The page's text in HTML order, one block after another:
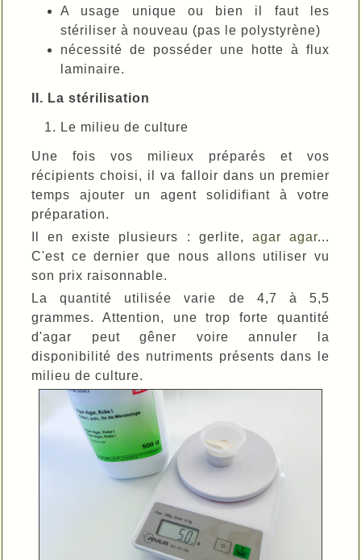
A usage unique ou bien il faut les
stériliser à nouveau (pas le polystyrène)
nécessité de posséder une hotte à flux
laminaire.
II. La stérilisation
Le milieu de culture
Une fois vos milieux préparés et vos
récipients choisi, il va falloir dans un premier
temps ajouter un agent solidifiant à votre
préparation.
Il en existe plusieurs : gerlite, agar agar...
C'est ce dernier que nous allons utiliser vu
son prix raisonnable.
La quantité utilisée varie de 4,7 à 5,5
grammes. Attention, une trop forte quantité
d'agar peut gêner voire annuler la
disponibilité des nutriments présents dans le
milieu de culture.